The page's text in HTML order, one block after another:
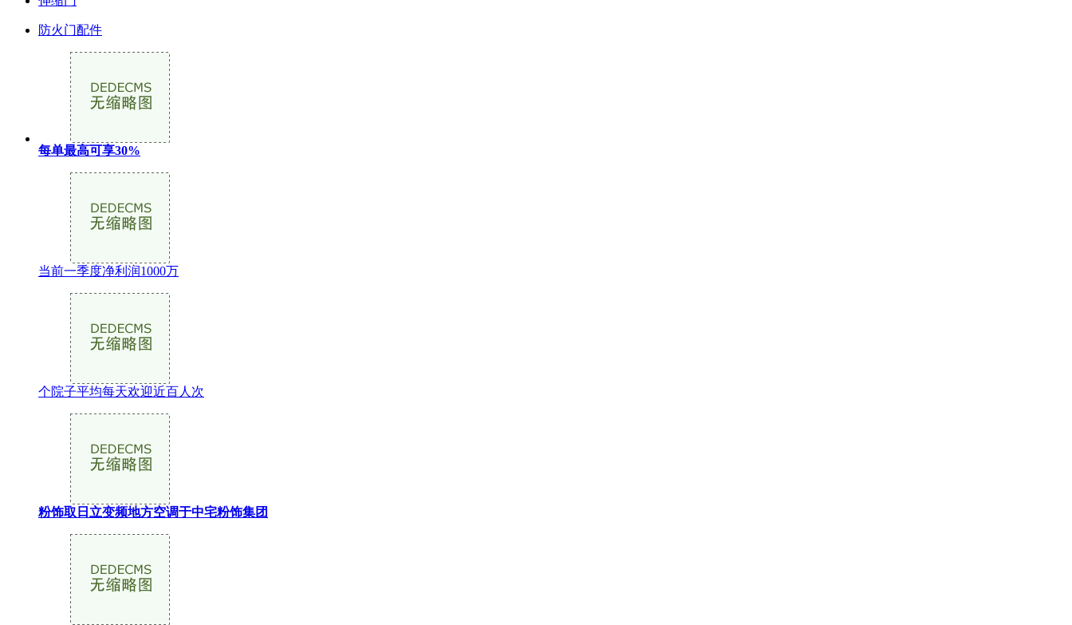
防火门配件
每单最高可享30%
当前一季度净利润1000万
个院子平均每天欢迎近百人次
粉饰取日立变频地方空调于中宅粉饰集团